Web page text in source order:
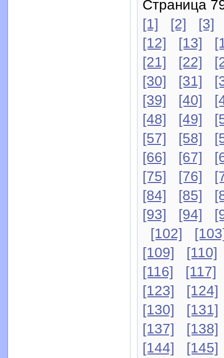
Страница
[1]
[2]
[3]
[12]
[13]
[21]
[22]
[30]
[31]
[39]
[40]
[48]
[49]
[57]
[58]
[66]
[67]
[75]
[76]
[84]
[85]
[93]
[94]
[102]
[109]
[110]
[116]
[117]
[123]
[124]
[130]
[131]
[137]
[138]
[144]
[145]